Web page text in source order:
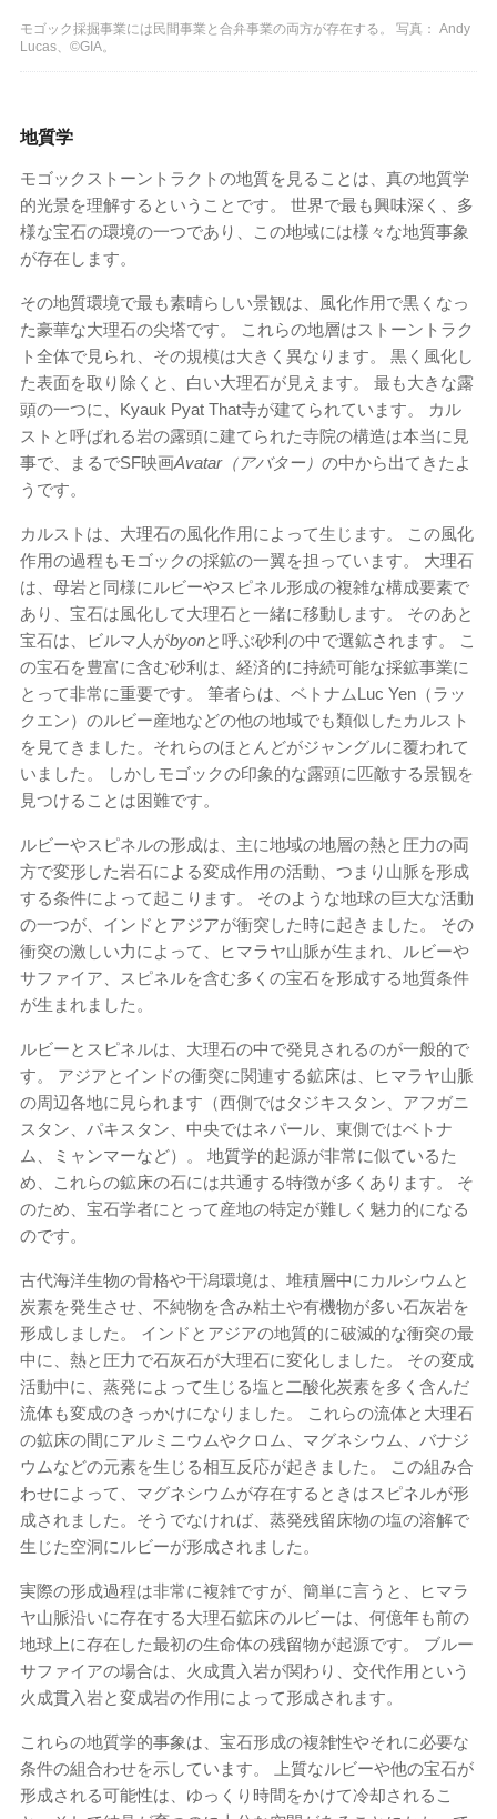
モゴック採掘事業には民間事業と合弁事業の両方が存在する。 写真： Andy
Lucas、©GIA。
地質学
モゴックストーントラクトの地質を見ることは、真の地質学
的光景を理解するということです。 世界で最も興味深く、多
様な宝石の環境の一つであり、この地域には様々な地質事象
が存在します。
その地質環境で最も素晴らしい景観は、風化作用で黒くなっ
た豪華な大理石の尖塔です。 これらの地層はストーントラク
ト全体で見られ、その規模は大きく異なります。 黒く風化し
た表面を取り除くと、白い大理石が見えます。 最も大きな露
頭の一つに、Kyauk Pyat That寺が建てられています。 カル
ストと呼ばれる岩の露頭に建てられた寺院の構造は本当に見
事で、まるでSF映画Avatar（アバター） の中から出てきたよ
うです。
カルストは、大理石の風化作用によって生じます。 この風化
作用の過程もモゴックの採鉱の一翼を担っています。 大理石
は、母岩と同様にルビーやスピネル形成の複雑な構成要素で
あり、宝石は風化して大理石と一緒に移動します。 そのあと
宝石は、ビルマ人がbyonと呼ぶ砂利の中で選鉱されます。 こ
の宝石を豊富に含む砂利は、経済的に持続可能な採鉱事業に
とって非常に重要です。 筆者らは、ベトナムLuc Yen（ラッ
クエン）のルビー産地などの他の地域でも類似したカルスト
を見てきました。それらのほとんどがジャングルに覆われて
いました。 しかしモゴックの印象的な露頭に匹敵する景観を
見つけることは困難です。
ルビーやスピネルの形成は、主に地域の地層の熱と圧力の両
方で変形した岩石による変成作用の活動、つまり山脈を形成
する条件によって起こります。 そのような地球の巨大な活動
の一つが、インドとアジアが衝突した時に起きました。 その
衝突の激しい力によって、ヒマラヤ山脈が生まれ、ルビーや
サファイア、スピネルを含む多くの宝石を形成する地質条件
が生まれました。
ルビーとスピネルは、大理石の中で発見されるのが一般的で
す。 アジアとインドの衝突に関連する鉱床は、ヒマラヤ山脈
の周辺各地に見られます（西側ではタジキスタン、アフガニ
スタン、パキスタン、中央ではネパール、東側ではベトナ
ム、ミャンマーなど）。 地質学的起源が非常に似ているた
め、これらの鉱床の石には共通する特徴が多くあります。 そ
のため、宝石学者にとって産地の特定が難しく魅力的になる
のです。
古代海洋生物の骨格や干潟環境は、堆積層中にカルシウムと
炭素を発生させ、不純物を含み粘土や有機物が多い石灰岩を
形成しました。 インドとアジアの地質的に破滅的な衝突の最
中に、熱と圧力で石灰石が大理石に変化しました。 その変成
活動中に、蒸発によって生じる塩と二酸化炭素を多く含んだ
流体も変成のきっかけになりました。 これらの流体と大理石
の鉱床の間にアルミニウムやクロム、マグネシウム、バナジ
ウムなどの元素を生じる相互反応が起きました。 この組み合
わせによって、マグネシウムが存在するときはスピネルが形
成されました。そうでなければ、蒸発残留床物の塩の溶解で
生じた空洞にルビーが形成されました。
実際の形成過程は非常に複雑ですが、簡単に言うと、ヒマラ
ヤ山脈沿いに存在する大理石鉱床のルビーは、何億年も前の
地球上に存在した最初の生命体の残留物が起源です。 ブルー
サファイアの場合は、火成貫入岩が関わり、交代作用という
火成貫入岩と変成岩の作用によって形成されます。
これらの地質学的事象は、宝石形成の複雑性やそれに必要な
条件の組合わせを示しています。 上質なルビーや他の宝石が
形成される可能性は、ゆっくり時間をかけて冷却されるこ